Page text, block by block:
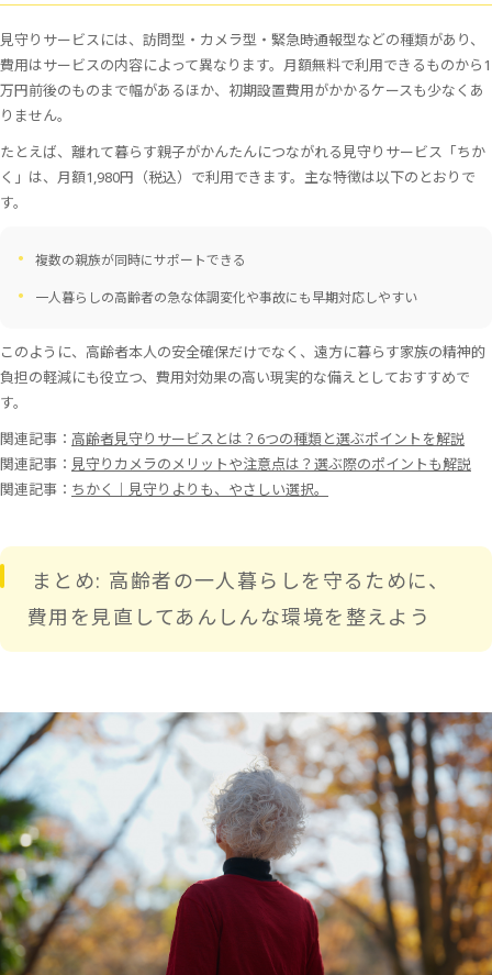
見守りサービスには、訪問型・カメラ型・緊急時通報型などの種類があり、
費用はサービスの内容によって異なります。月額無料で利用できるものから1
万円前後のものまで幅があるほか、初期設置費用がかかるケースも少なくあ
りません。
たとえば、離れて暮らす親子がかんたんにつながれる見守りサービス「ちか
く」は、月額1,980円（税込）で利用できます。主な特徴は以下のとおりで
す。
複数の親族が同時にサポートできる
一人暮らしの高齢者の急な体調変化や事故にも早期対応しやすい
このように、高齢者本人の安全確保だけでなく、遠方に暮らす家族の精神的
負担の軽減にも役立つ、費用対効果の高い現実的な備えとしておすすめで
す。
関連記事： 高齢者見守りサービスとは？6つの種類と選ぶポイントを解説
関連記事： 見守りカメラのメリットや注意点は？選ぶ際のポイントも解説
関連記事： ちかく｜見守りよりも、やさしい選択。
まとめ: 高齢者の一人暮らしを守るために、
費用を見直してあんしんな環境を整えよう